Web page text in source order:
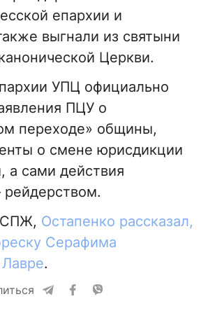
епархии и
выгнали из святыни
Церкви.
УПЦ официально
ПЦУ о
переходе» общины,
о смене юрисдикции
а сами действия
рейдерством.
СПЖ, Остапенко рассказал,
Серафима
.